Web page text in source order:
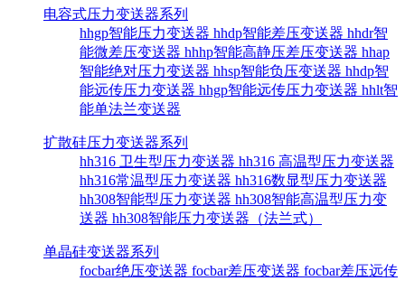
电容式压力变送器系列
hhgp智能压力变送器 hhdp智能差压变送器 hhdr智
能微差压变送器 hhhp智能高静压差压变送器 hhap
智能绝对压力变送器 hhsp智能负压变送器 hhdp智
能远传压力变送器 hhgp智能远传压力变送器 hhlt智
能单法兰变送器
扩散硅压力变送器系列
hh316 卫生型压力变送器 hh316 高温型压力变送器
hh316常温型压力变送器 hh316数显型压力变送器
hh308智能型压力变送器 hh308智能高温型压力变
送器 hh308智能压力变送器（法兰式）
单晶硅变送器系列
focbar绝压变送器 focbar差压变送器 focbar差压远传